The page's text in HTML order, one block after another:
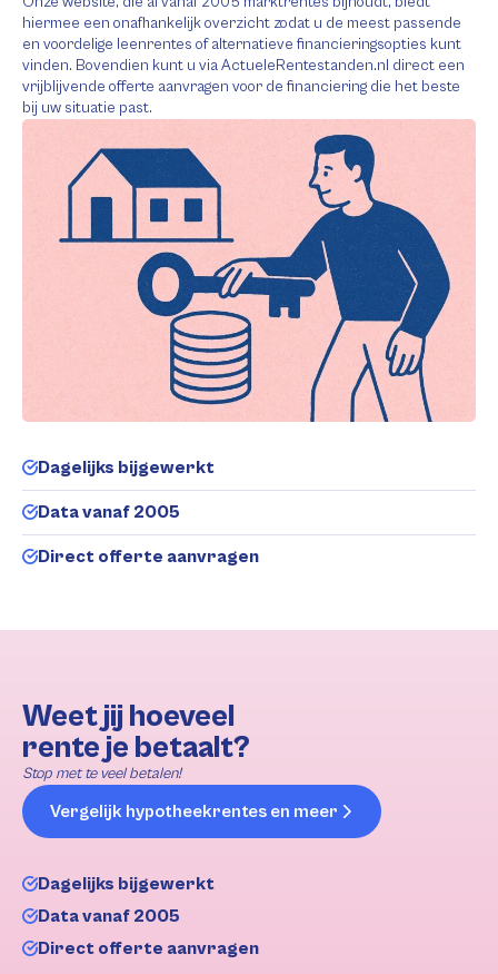
hiermee een onafhankelijk overzicht zodat u de meest passende
en voordelige leenrentes of alternatieve financieringsopties kunt
vinden. Bovendien kunt u via ActueleRentestanden.nl direct een
vrijblijvende offerte aanvragen voor de financiering die het beste
bij uw situatie past.
Dagelijks bijgewerkt
Data vanaf 2005
Direct offerte aanvragen
Weet jij hoeveel
rente je betaalt?
Stop met te veel betalen!
Vergelijk hypotheekrentes en meer
Dagelijks bijgewerkt
Data vanaf 2005
Direct offerte aanvragen